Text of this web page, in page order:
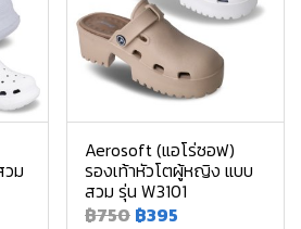
วม
Aerosoft (แอโร่ซอฟ)
รองเท้าหัวโตผู้หญิง แบบ
สวม รุ่น W3101
฿750 ฿395